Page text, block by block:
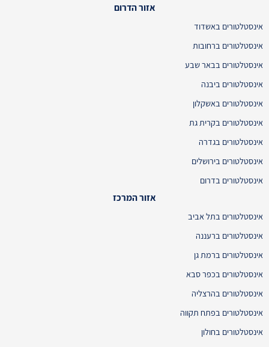
אזור הדרום
אינסטלטורים באשדוד
אינסטלטורים ברחובות
אינסטלטורים בבאר שבע
אינסטלטורים ביבנה
אינסטלטורים באשקלון
אינסטלטורים בקרית גת
אינסטלטורים בגדרה
אינסטלטורים בירושלים
אינסטלטורים בדרום
אזור המרכז
אינסטלטורים בתל אביב
אינסטלטורים ברעננה
אינסטלטורים ברמת גן
אינסטלטורים בכפר סבא
אינסטלטורים בהרצליה
אינסטלטורים בפתח תקווה
אינסטלטורים בחולון